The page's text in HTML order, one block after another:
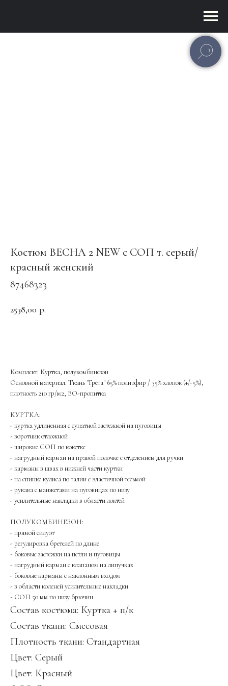
Костюм ВЕСНА 2 NEW с СОП т. серый/
красный женский
87468323
2538,00 р.
Комплект: Куртка, полукомбинезон
Основной материал: Ткань "Грета" 65% полиэфир / 35% хлопок (+/-5%),
плотность 210 гр/м2, ВО-пропитка
КУРТКА:
- куртка удлиненная с супатной застежкой на пуговицы
- воротник отложной
- широкие СОП по кокетке
- нагрудный карман на правой полочке с отделением для ручки
- карманы в швах в нижней части куртки
- на спинке кулиса по талии с эластичной тесьмой
- рукава с манжетами на пуговицах по низу
- усилительные накладки в области локтей
ПОЛУКОМБИНЕЗОН:
- прямой силуэт
- регулировка бретелей по длине
- боковые застежки на петли и пуговицы
- нагрудный карман с клапаном на липучках
- боковые карманы с наклонным входом
- в области коленей усилительные накладки
- СОП 50 мм по низу брючин
Состав костюма: Куртка + п/к
Состав ткани: Смесовая
Плотность ткани: Стандартная
Цвет: Серый
Цвет: Красный